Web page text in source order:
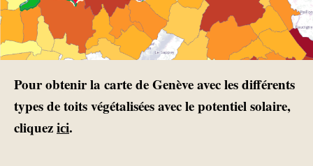
Pour obtenir la carte de Genève avec les différents
types de toits végétalisées avec le potentiel solaire,
cliquez ici.